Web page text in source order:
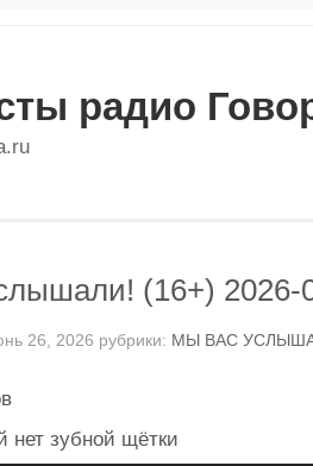
радио
(16+) 2026-
26, 2026 рубрики: МЫ ВАС
нет зубной щётки